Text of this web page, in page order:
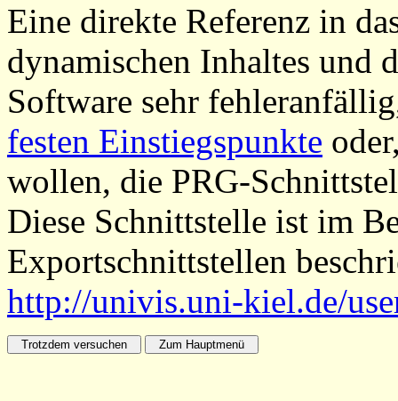
Eine direkte Referenz in
dynamischen Inhaltes und
Software sehr
festen Einstiegspunkte
wollen, die PRG-
Diese Schnittstelle ist im
Exportschnittstellen
http://univis.uni-kiel.de/